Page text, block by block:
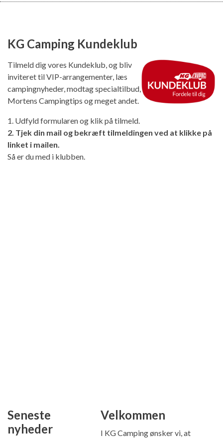
KG Camping Kundeklub
Tilmeld dig vores Kundeklub, og bliv
inviteret til VIP-arrangementer, læs
campingnyheder, modtag specialtilbud,
Mortens Campingtips og meget andet.
1. Udfyld formularen og klik på tilmeld.
2. Tjek din mail og bekræft tilmeldingen ved at klikke på
linket i mailen.
Så er du med i klubben.
Seneste
nyheder
Velkommen
I KG Camping ønsker vi, at